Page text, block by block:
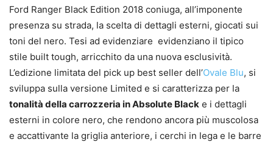
Ford Ranger Black Edition 2018 coniuga, all’imponente
presenza su strada, la scelta di dettagli esterni, giocati sui
toni del nero. Tesi ad evidenziare evidenziano il tipico
stile built tough, arricchito da una nuova esclusività.
L’edizione limitata del pick up best seller dell’Ovale Blu, si
sviluppa sulla versione Limited e si caratterizza per la
tonalità della carrozzeria in Absolute Black e i dettagli
esterni in colore nero, che rendono ancora più muscolosa
e accattivante la griglia anteriore, i cerchi in lega e le barre